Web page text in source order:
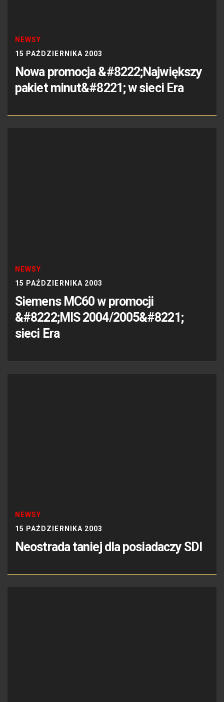
NEWSY
15 PAŹDZIERNIKA 2003
Nowa promocja &#8222;Największy
pakiet minut&#8221; w sieci Era
NEWSY
15 PAŹDZIERNIKA 2003
Siemens MC60 w promocji
&#8222;MIS 2004/2005&#8221;
sieci Era
NEWSY
15 PAŹDZIERNIKA 2003
Neostrada taniej dla posiadaczy SDI